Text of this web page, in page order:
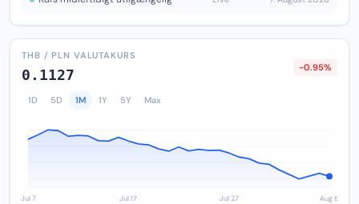
THB / PLN VALUTAKURS
0.1127 -0.95%
1D 5D 1M 1Y 5Y Max